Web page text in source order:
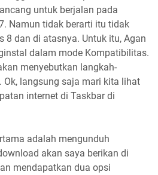
untuk berjalan pada
Namun tidak berarti itu tidak
8 dan di atasnya. Untuk itu, Agan
dalam mode Kompatibilitas.
menyebutkan langkah-
Ok, langsung saja mari kita lihat
internet di Taskbar di
adalah mengunduh
akan saya berikan di
mendapatkan dua opsi